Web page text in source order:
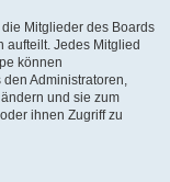
Mitglieder des Boards
aufteilt. Jedes Mitglied
können
Administratoren,
und sie zum
ihnen Zugriff zu